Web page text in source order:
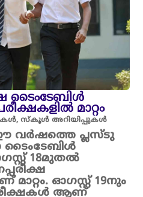
ടൈംടേബിള്‍
മാറ്റം
,സ്കൂൾ അറിയിപ്പുകൾ
വർഷത്തെ പ്ലസ്ടു
ടൈംടേബിള്‍
18മുതൽ
ഓഗസ്റ്റ് 19നും
ആണ്